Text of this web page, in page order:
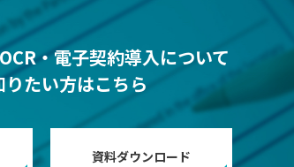
・電子契約導入について
たい方はこちら
資料ダウンロード